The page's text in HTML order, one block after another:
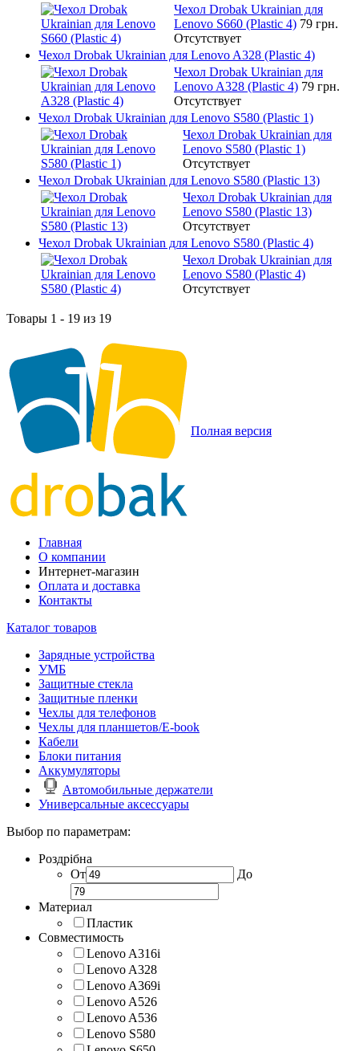
Чехол Drobak Ukrainian для
Lenovo S660 (Plastic 4) 79 грн.
Отсутствует
Чехол Drobak Ukrainian для Lenovo A328 (Plastic 4)
Чехол Drobak Ukrainian для
Lenovo A328 (Plastic 4) 79 грн.
Отсутствует
Чехол Drobak Ukrainian для Lenovo S580 (Plastic 1)
Чехол Drobak Ukrainian для
Lenovo S580 (Plastic 1)
Отсутствует
Чехол Drobak Ukrainian для Lenovo S580 (Plastic 13)
Чехол Drobak Ukrainian для
Lenovo S580 (Plastic 13)
Отсутствует
Чехол Drobak Ukrainian для Lenovo S580 (Plastic 4)
Чехол Drobak Ukrainian для
Lenovo S580 (Plastic 4)
Отсутствует
Товары 1 - 19 из 19
Полная версия
Главная
О компании
Интернет-магазин
Оплата и доставка
Контакты
Каталог товаров
Зарядные устройства
УМБ
Защитные стекла
Защитные пленки
Чехлы для телефонов
Чехлы для планшетов/E-book
Кабели
Блоки питания
Аккумуляторы
Автомобильные держатели
Универсальные аксессуары
Выбор по параметрам:
Роздрібна
От
До
Материал
Пластик
Совместимость
Lenovo A316i
Lenovo A328
Lenovo A369i
Lenovo A526
Lenovo A536
Lenovo S580